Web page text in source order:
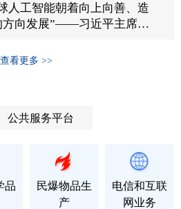
人工智能朝着向上向善、造
方向发展”——习近平主席出
查看更多 >>
公共服务平台
品
民爆物品生
产
电信和互联
网业务